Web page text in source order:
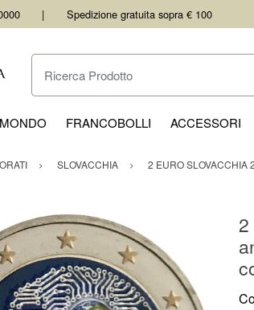
Spedizione gratuita sopra € 100
Ricerca Prodotto
FRANCOBOLLI ACCESSORI
SLOVACCHIA 2 EURO SLOVACCHIA
2